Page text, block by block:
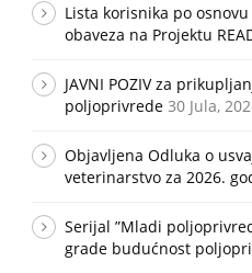
Lista korisnika po
obaveza na Projektu
JAVNI POZIV za
poljoprivrede 30 Jula,
Objavljena Odluka o
veterinarstvo za 2026.
Serijal ”Mladi
grade budućnost